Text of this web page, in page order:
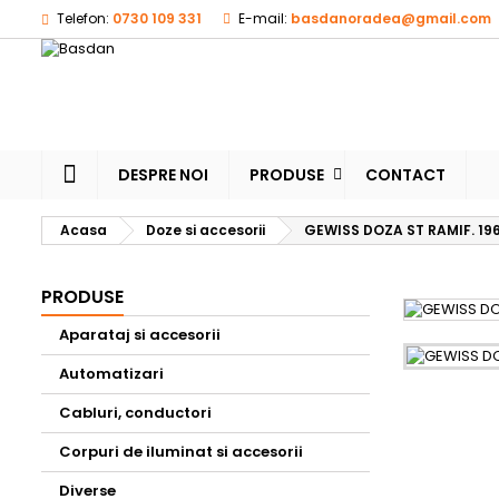
Telefon: 0730 109 331 E-mail: basdanoradea@gmail.com
DESPRE NOI PRODUSE CONTACT
Acasa Doze si accesorii GEWISS DOZA ST RAMIF.
PRODUSE
Aparataj si accesorii
Automatizari
Cabluri, conductori
Corpuri de iluminat si accesorii
Diverse